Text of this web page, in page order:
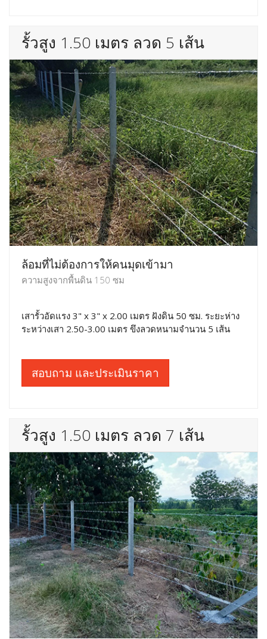
รั้วสูง 1.50 เมตร ลวด 5 เส้น
ล้อมที่ไม่ต้องการให้คนมุดเข้ามา
ความสูงจากพื้นดิน 150 ซม
เสารั้วอัดแรง 3" x 3" x 2.00 เมตร ฝังดิน 50 ซม. ระยะห่าง
ระหว่างเสา 2.50-3.00 เมตร ขึงลวดหนามจำนวน 5 เส้น
สอบถาม และประเมินราคา
รั้วสูง 1.50 เมตร ลวด 7 เส้น